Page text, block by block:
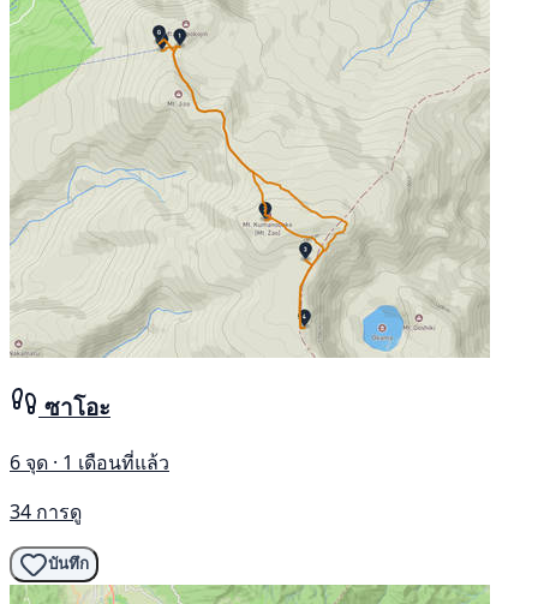
ซาโอะ
6 จุด · 1 เดือนที่แล้ว
34 การดู
บันทึก